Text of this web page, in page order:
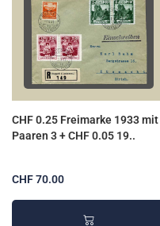
CHF 0.25 Freimarke 1933 mit
Paaren 3 + CHF 0.05 19..
CHF 70.00